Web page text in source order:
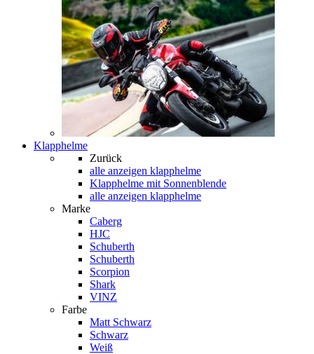
Klapphelme
Zurück
alle anzeigen klapphelme
Klapphelme mit Sonnenblende
alle anzeigen klapphelme
Marke
Caberg
HJC
Schuberth
Schuberth
Scorpion
Shark
VINZ
Farbe
Matt Schwarz
Schwarz
Weiß